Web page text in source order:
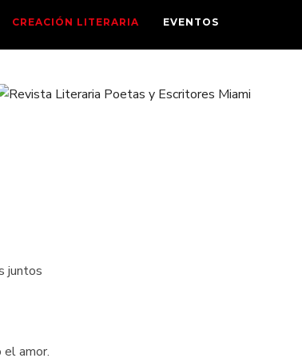
CREACIÓN LITERARIA EVENTOS
juntos
el amor.